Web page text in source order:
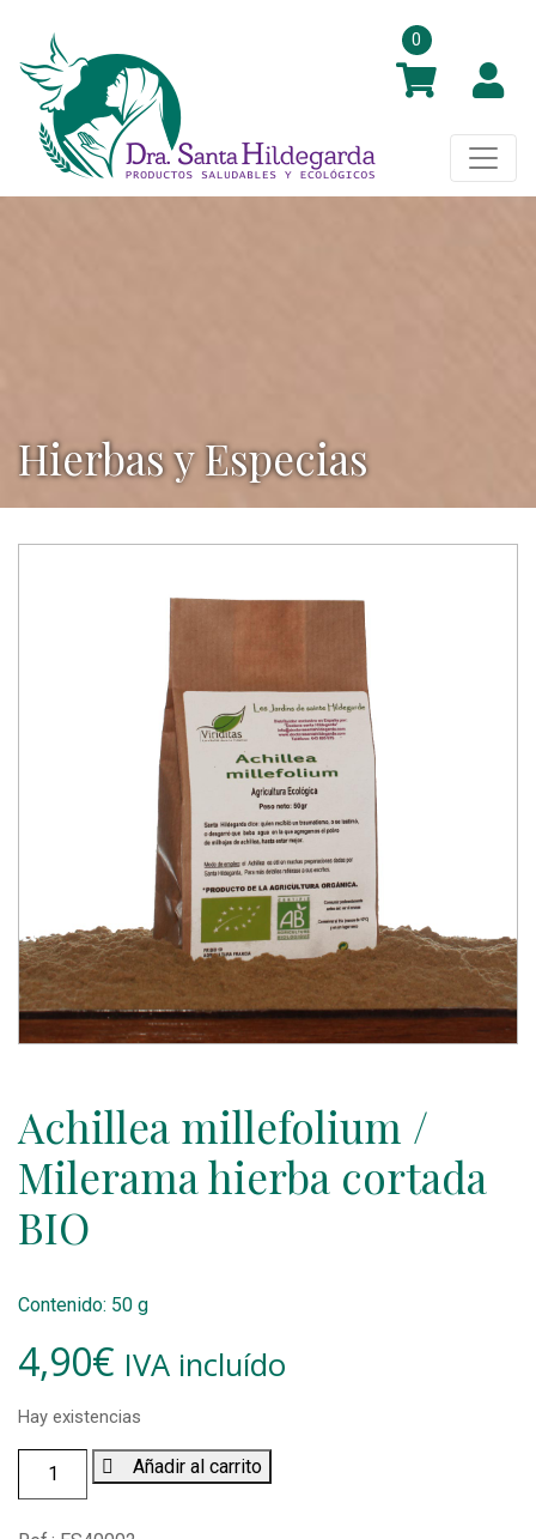
0
Hierbas y Especias
Achillea millefolium /
Milerama hierba cortada
BIO
Contenido: 50 g
4,90€ IVA incluído
Hay existencias
Achillea
millefolium
Añadir al carrito